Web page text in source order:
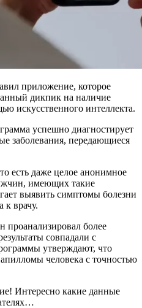
приложение, которое
дикпик на наличие
искусственного интеллекта.
успешно диагностирует
заболевания, передающиеся
есть даже целое анонимное
имеющих такие
выявить симптомы болезни
к врачу.
проанализировал более
совпадали с
утверждают, что
человека с точностью
Интересно какие данные